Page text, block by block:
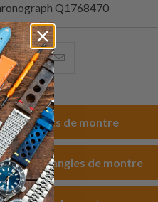
Q1768470
Partagez
ceci
sur
Pinterest
ami
Bracelets de montre
FKM Sangles de montre